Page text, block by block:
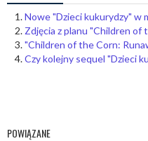
Nowe "Dzieci kukurydzy" w
Zdjęcia z planu "Children of
"Children of the Corn:
Czy kolejny sequel "Dzieci
POWIĄZANE